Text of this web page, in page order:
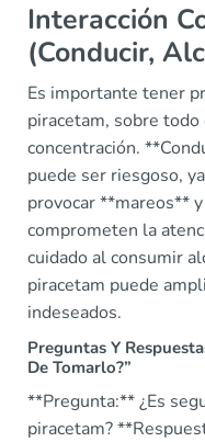
Interacción
(Conducir,
Es importante tener
piracetam, sobre
concentración.
puede ser riesgoso,
provocar **mareos**
comprometen la
cuidado al consumir
piracetam puede
indeseados.
Preguntas Y
De Tomarlo?”
**Pregunta:** ¿Es
piracetam?